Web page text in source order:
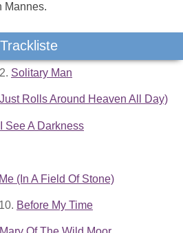
Mannes.
Trackliste
2. Solitary Man
Rolls Around Heaven All Day)
I See A Darkness
(In A Field Of Stone)
10. Before My Time